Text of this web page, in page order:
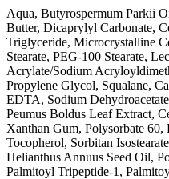
Aqua, Butyrospermum Parkii
Butter, Dicaprylyl Carbonate,
Triglyceride, Microcrystalline
Stearate, PEG-100 Stearate,
Acrylate/Sodium
Propylene Glycol, Squalane,
EDTA, Sodium
Peumus Boldus Leaf Extract,
Xanthan Gum, Polysorbate
Tocopherol, Sorbitan
Helianthus Annuus Seed Oil,
Palmitoyl Tripeptide-1,